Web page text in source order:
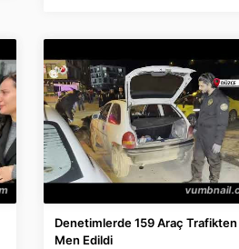
Denetimlerde 159 Araç Trafikten
Men Edildi